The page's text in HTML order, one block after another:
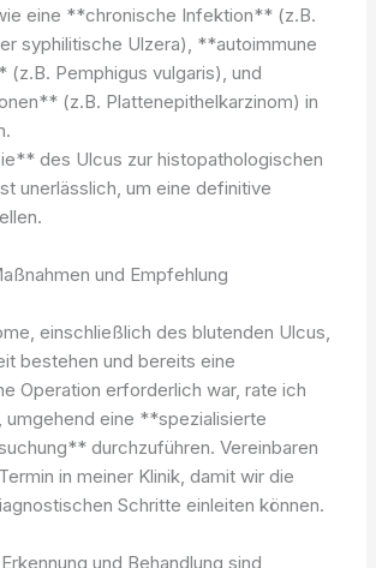
eine **chronische Infektion** (z.B.
syphilitische Ulzera), **autoimmune
(z.B. Pemphigus vulgaris), und
(z.B. Plattenepithelkarzinom) in
des Ulcus zur histopathologischen
unerlässlich, um eine definitive
und Empfehlung
einschließlich des blutenden Ulcus,
bestehen und bereits eine
Operation erforderlich war, rate ich
umgehend eine **spezialisierte
durchzuführen. Vereinbaren
in meiner Klinik, damit wir die
Schritte einleiten können.
und Behandlung sind